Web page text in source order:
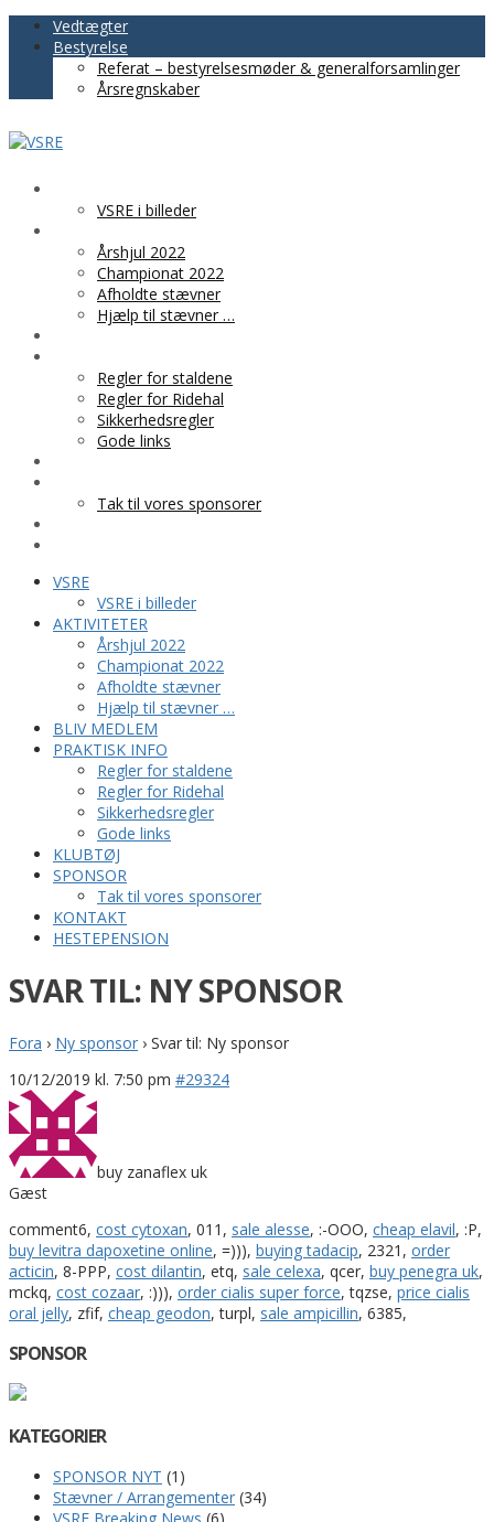
Vedtægter
Bestyrelse
Referat – bestyrelsesmøder & generalforsamlinger
Årsregnskaber
VSRE i billeder
Årshjul 2022
Championat 2022
Afholdte stævner
Hjælp til stævner …
Regler for staldene
Regler for Ridehal
Sikkerhedsregler
Gode links
Tak til vores sponsorer
VSRE
VSRE i billeder
AKTIVITETER
Årshjul 2022
Championat 2022
Afholdte stævner
Hjælp til stævner …
BLIV MEDLEM
PRAKTISK INFO
Regler for staldene
Regler for Ridehal
Sikkerhedsregler
Gode links
KLUBTØJ
SPONSOR
Tak til vores sponsorer
KONTAKT
HESTEPENSION
SVAR TIL: NY SPONSOR
Fora › Ny sponsor › Svar til: Ny sponsor
10/12/2019 kl. 7:50 pm #29324
buy zanaflex uk
Gæst
comment6, cost cytoxan, 011, sale alesse, :-OOO, cheap elavil, :P,
buy levitra dapoxetine online, =))), buying tadacip, 2321, order
acticin, 8-PPP, cost dilantin, etq, sale celexa, qcer, buy penegra uk,
mckq, cost cozaar, :))), order cialis super force, tqzse, price cialis
oral jelly, zfif, cheap geodon, turpl, sale ampicillin, 6385,
SPONSOR
KATEGORIER
SPONSOR NYT (1)
Stævner / Arrangementer (34)